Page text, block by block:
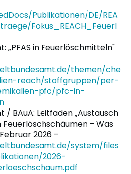
Publikationen/DE/REA
Fokus_REACH_Feuerl
„PFAS in Feuerlöschmitteln"
themen/che
reach/stoffgruppen/per-
pfc/pfc-in-
/ BAuA: Leitfaden „Austausch
Feuerlöschschäumen – Was
2026 –
system/files
2026-